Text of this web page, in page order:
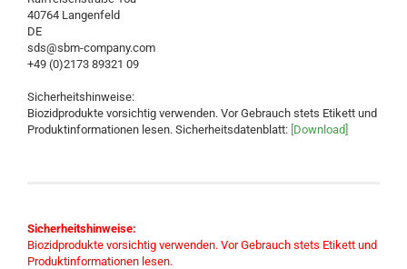
40764 Langenfeld
DE
sds@sbm-company.com
+49 (0)2173 89321 09
Sicherheitshinweise:
Biozidprodukte vorsichtig verwenden. Vor Gebrauch stets Etikett und
Produktinformationen lesen. Sicherheitsdatenblatt: [Download]
Sicherheitshinweise:
Biozidprodukte vorsichtig verwenden. Vor Gebrauch stets Etikett und
Produktinformationen lesen.